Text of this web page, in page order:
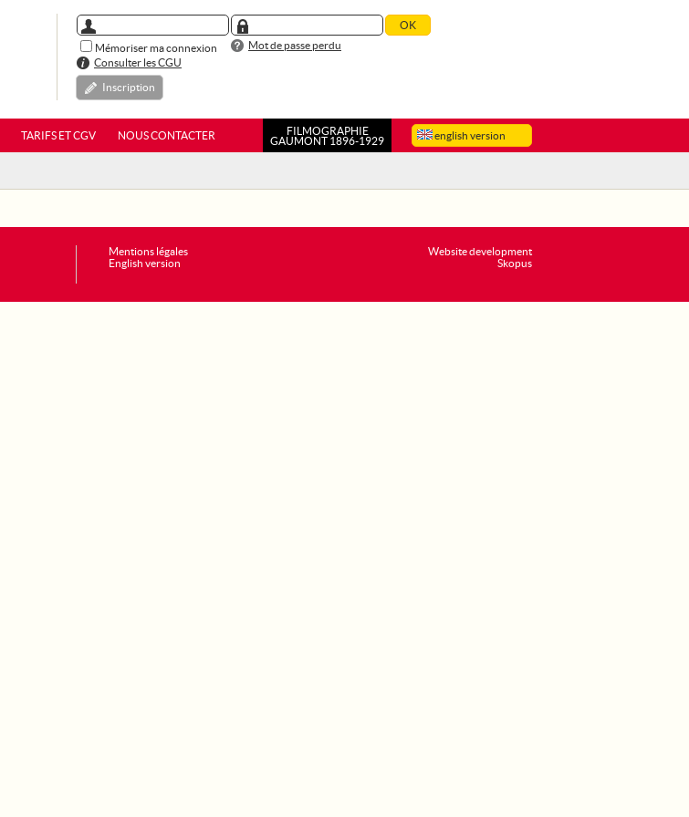
Mémoriser ma connexion
Mot de passe perdu
Consulter les CGU
Inscription
english version
TARIFS ET CGV NOUS CONTACTER
FILMOGRAPHIE
GAUMONT 1896-1929
Website development
Skopus
Mentions légales
English version